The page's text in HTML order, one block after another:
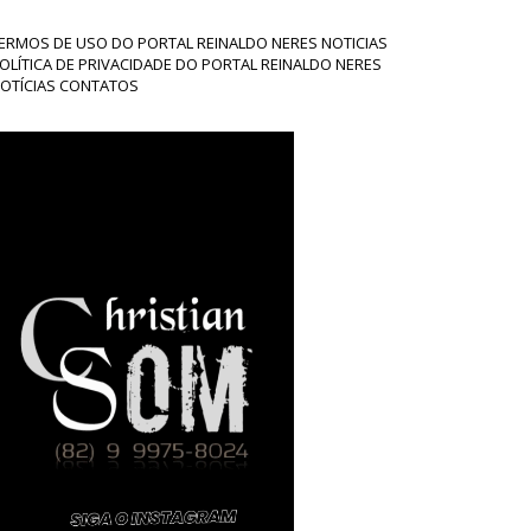
DE USO DO PORTAL REINALDO NERES NOTICIAS
DE PRIVACIDADE DO PORTAL REINALDO NERES
CONTATOS